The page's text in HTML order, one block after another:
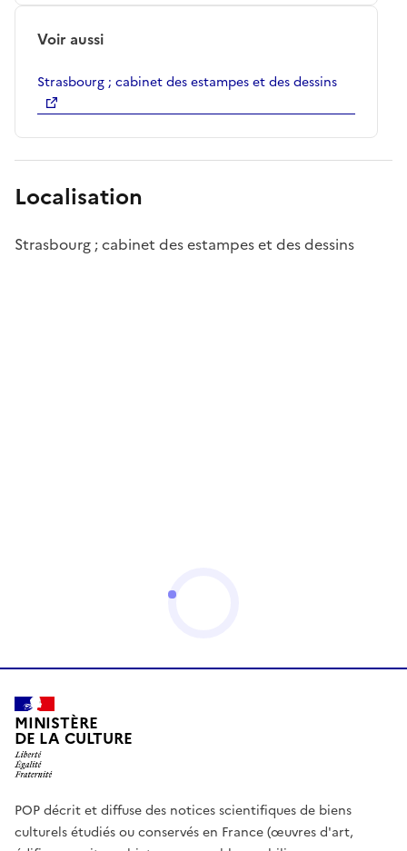
Voir aussi
Strasbourg ; cabinet des estampes et des dessins
Localisation
Strasbourg ; cabinet des estampes et des dessins
MINISTÈRE
DE LA CULTURE
POP décrit et diffuse des notices scientifiques de biens
culturels étudiés ou conservés en France (œuvres d'art,